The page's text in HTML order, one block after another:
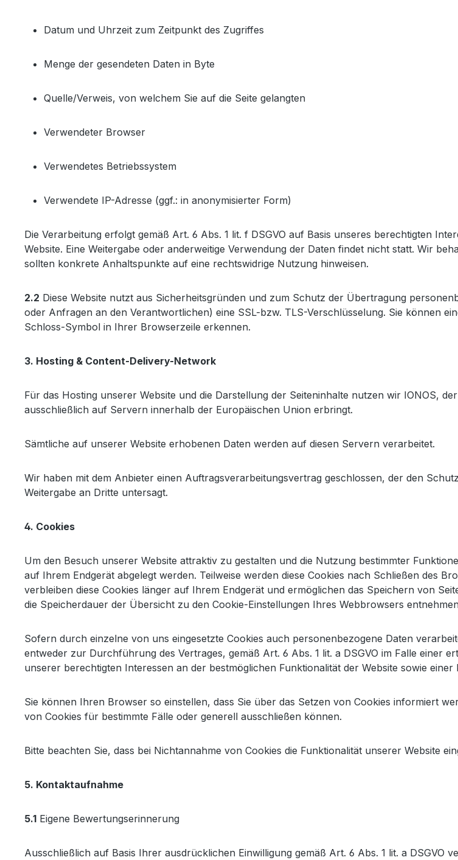
Datum und Uhrzeit zum Zeitpunkt des Zugriffes
Menge der gesendeten Daten in Byte
Quelle/Verweis, von welchem Sie auf die Seite gelangten
Verwendeter Browser
Verwendetes Betriebssystem
Verwendete IP-Adresse (ggf.: in anonymisierter Form)
Die Verarbeitung erfolgt gemäß Art. 6 Abs. 1 lit. f DSGVO auf Basis unseres berechtigten
Website. Eine Weitergabe oder anderweitige Verwendung der Daten findet nicht statt. Wir
sollten konkrete Anhaltspunkte auf eine rechtswidrige Nutzung hinweisen.
2.2 Diese Website nutzt aus Sicherheitsgründen und zum Schutz der Übertragung
oder Anfragen an den Verantwortlichen) eine SSL-bzw. TLS-Verschlüsselung. Sie können
Schloss-Symbol in Ihrer Browserzeile erkennen.
3. Hosting & Content-Delivery-Network
Für das Hosting unserer Website und die Darstellung der Seiteninhalte nutzen wir IONOS,
ausschließlich auf Servern innerhalb der Europäischen Union erbringt.
Sämtliche auf unserer Website erhobenen Daten werden auf diesen Servern verarbeitet.
Wir haben mit dem Anbieter einen Auftragsverarbeitungsvertrag geschlossen, der den
Weitergabe an Dritte untersagt.
4. Cookies
Um den Besuch unserer Website attraktiv zu gestalten und die Nutzung bestimmter
auf Ihrem Endgerät abgelegt werden. Teilweise werden diese Cookies nach Schließen des
verbleiben diese Cookies länger auf Ihrem Endgerät und ermöglichen das Speichern von
die Speicherdauer der Übersicht zu den Cookie-Einstellungen Ihres Webbrowsers
Sofern durch einzelne von uns eingesetzte Cookies auch personenbezogene Daten
entweder zur Durchführung des Vertrages, gemäß Art. 6 Abs. 1 lit. a DSGVO im Falle einer
unserer berechtigten Interessen an der bestmöglichen Funktionalität der Website sowie
Sie können Ihren Browser so einstellen, dass Sie über das Setzen von Cookies informiert
von Cookies für bestimmte Fälle oder generell ausschließen können.
Bitte beachten Sie, dass bei Nichtannahme von Cookies die Funktionalität unserer Website
5. Kontaktaufnahme
5.1 Eigene Bewertungserinnerung
Ausschließlich auf Basis Ihrer ausdrücklichen Einwilligung gemäß Art. 6 Abs. 1 lit. a DSGVO